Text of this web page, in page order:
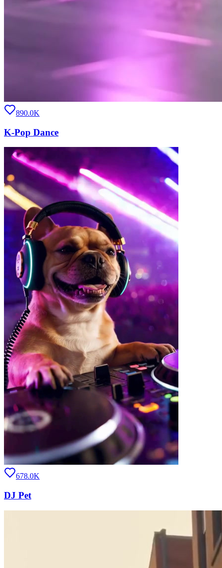
890.0K
K-Pop Dance
678.0K
DJ Pet